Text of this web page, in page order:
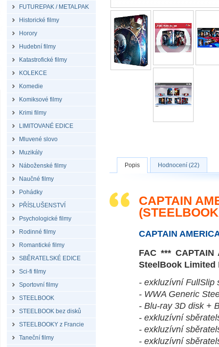
FUTUREPAK / METALPAK
Historické filmy
Horory
Hudební filmy
Katastrofické filmy
KOLEKCE
Komedie
Komiksové filmy
Krimi filmy
LIMITOVANÉ EDICE
Mluvené slovo
Muzikály
Náboženské filmy
Naučné filmy
Pohádky
PŘÍSLUŠENSTVÍ
Psychologické filmy
Rodinné filmy
Romantické filmy
SBĚRATELSKÉ EDICE
Sci-fi filmy
Sportovní filmy
STEELBOOK
STEELBOOK bez disků
STEELBOOKY z Francie
Taneční filmy
Popis Hodnocení (22)
CAPTAIN
CAPTAIN
FAC ***
SteelBook Limited
- exkluzívní FullSlip
- WWA Generic
- Blu-ray 3D disk +
- exkluzívní
- exkluzívní
- exkluzívní